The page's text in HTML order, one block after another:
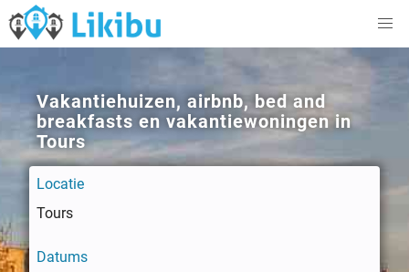
Vakantiehuizen, airbnb, bed and
breakfasts en vakantiewoningen in
Tours
Locatie
Datums